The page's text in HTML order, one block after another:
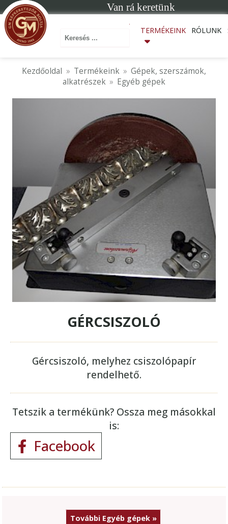
Van rá keretünk
Keresés ...
TERMÉKEINK RÓLUNK
Kezdőoldal Termékeink
Gépek, szerszámok,
alkatrészek
Egyéb gépek
GÉRCSISZOLÓ
Gércsiszoló, melyhez csiszolópapír
rendelhető.
Tetszik a termékünk? Ossza meg másokkal
is:
Facebook
További Egyéb gépek »